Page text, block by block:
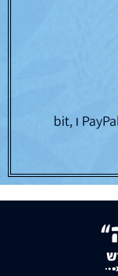
עובדים עם כל כרטיסי האשראי וגם PayPal ו bit,